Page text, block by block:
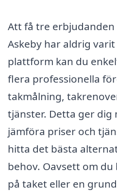
Att få tre
Askeby har aldrig
plattform kan du
flera professionella
takmålning,
tjänster. Detta ger dig
jämföra priser och
hitta det bästa
behov. Oavsett om
på taket eller en